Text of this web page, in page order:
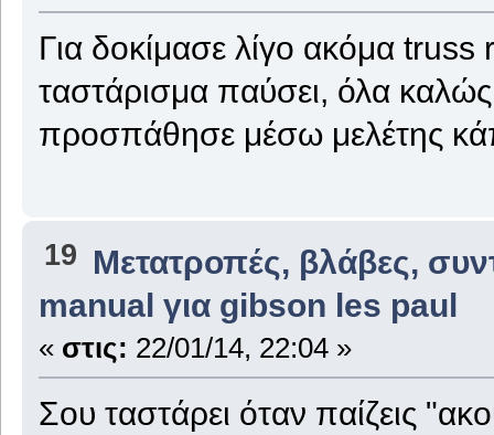
Για δοκίμασε λίγο ακόμα
ταστάρισμα παύσει, όλα
προσπάθησε μέσω μελέτης
19 Μετατροπές, βλάβες,
manual για gibson les paul
« στις: 22/01/14, 22:04 »
Σου ταστάρει όταν παίζεις